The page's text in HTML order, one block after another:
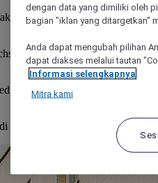
transportasi umum yang
dapat ditempuh dengan
24/7 di Charlie's Corner
hotel
dengan data yang dimiliki oleh
bagian "iklan yang ditargetkan"
Anda dapat mengubah pilihan
dapat diakses melalui tautan
Informasi selengkapnya
Mitra kami